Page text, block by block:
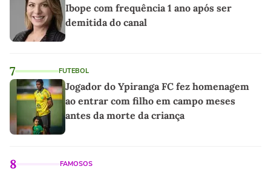
Ibope com frequência 1 ano após ser
demitida do canal
7 FUTEBOL
Jogador do Ypiranga FC fez homenagem
ao entrar com filho em campo meses
antes da morte da criança
8 FAMOSOS